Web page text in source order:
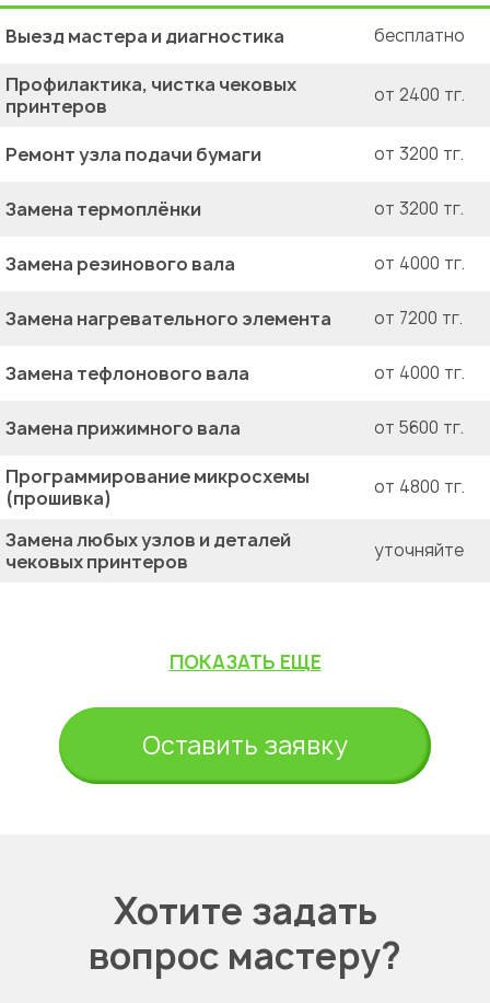
Выезд мастера и диагностика бесплатно
Профилактика, чистка чековых
принтеров
от 2400 тг.
Ремонт узла подачи бумаги от 3200 тг.
Замена термоплёнки от 3200 тг.
Замена резинового вала от 4000 тг.
Замена нагревательного элемента от 7200 тг.
Замена тефлонового вала от 4000 тг.
Замена прижимного вала от 5600 тг.
Программирование микросхемы
(прошивка)
от 4800 тг.
Замена любых узлов и деталей
чековых принтеров
уточняйте
ПОКАЗАТЬ ЕЩЕ
Оставить заявку
Хотите задать
вопрос мастеру?